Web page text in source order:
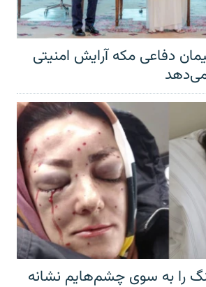
دفاعی مکه آرایش امنیتی
می‌دهد
را به سوی چشم‌هایم نشانه